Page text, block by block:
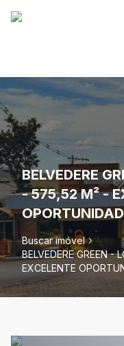
BELVEDERE
- 575,52 M² -
Buscar imóvel
BELVEDERE GREEN -
EXCELENTE